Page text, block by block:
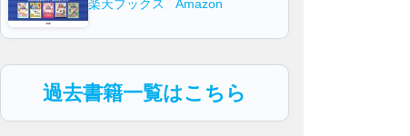
楽天ブックス Amazon
過去書籍一覧はこちら